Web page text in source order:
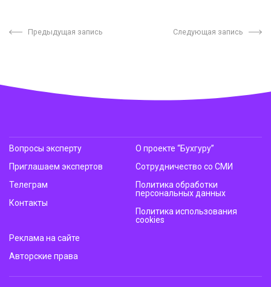
Предыдущая запись Следующая запись
Вопросы эксперту
Приглашаем экспертов
Телеграм
Контакты
О проекте “Бухгуру”
Сотрудничество со СМИ
Политика обработки
персональных данных
Политика использования
cookies
Реклама на сайте
Авторские права